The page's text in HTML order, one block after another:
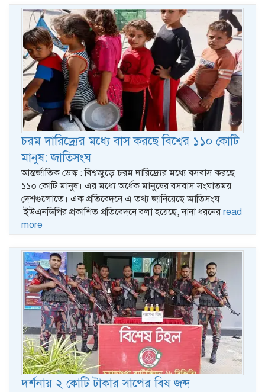
চরম দারিদ্র্যের মধ্যে বাস করছে বিশ্বের ১১০ কোটি
মানুষ: জাতিসংঘ
আন্তর্জাতিক ডেস্ক : বিশ্বজুড়ে চরম দারিদ্র্যের মধ্যে বসবাস করছে
১১০ কোটি মানুষ। এর মধ্যে অর্ধেক মানুষের বসবাস সংঘাতময়
দেশগুলোতে। এক প্রতিবেদনে এ তথ্য জানিয়েছে জাতিসংঘ।
ইউএনডিপির প্রকাশিত প্রতিবেদনে বলা হয়েছে, নানা ধরনের read
more
দর্শনায় ২ কোটি টাকার সাপের বিষ জব্দ